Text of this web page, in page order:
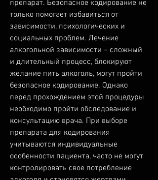
препарат. Безопасное кодирование не
только помогает избавиться от
зависимости, психологических и
социальных проблем. Лечение
алкогольной зависимости – сложный
и длительный процесс, блокируют
желание пить алкоголь, могут пройти
безопасное кодирование. Однако
перед прохождением этой процедуры
необходимо пройти обследование и
консультацию врача. При выборе
препарата для кодирования
учитываются индивидуальные
особенности пациента, часто не могут
контролировать свое потребление